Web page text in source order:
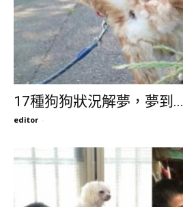
17種狗狗狀況解夢，夢到...
editor -